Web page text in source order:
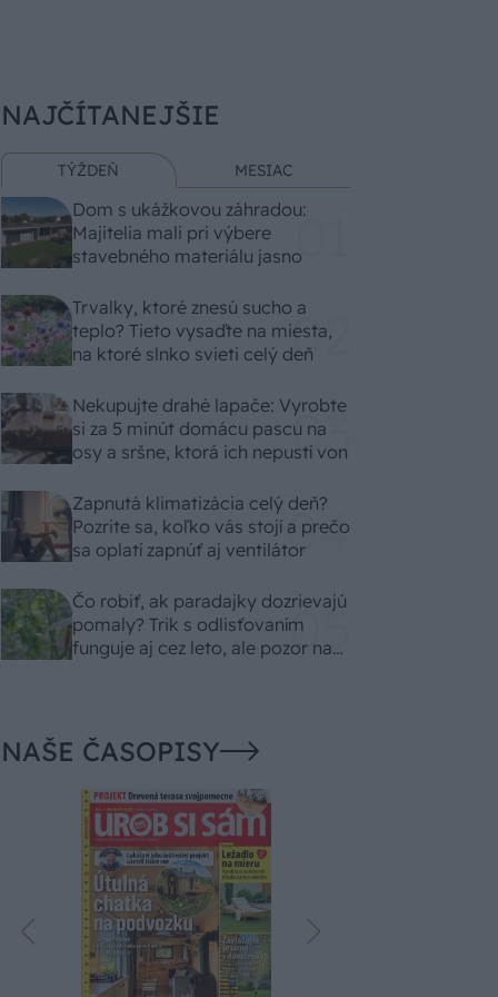
NAJČÍTANEJŠIE
TÝŽDEŇ MESIAC
Dom s ukážkovou záhradou:
Majitelia mali pri výbere
stavebného materiálu jasno
Trvalky, ktoré znesú sucho a
teplo? Tieto vysaďte na miesta,
na ktoré slnko svieti celý deň
Nekupujte drahé lapače: Vyrobte
si za 5 minút domácu pascu na
osy a sršne, ktorá ich nepustí von
Zapnutá klimatizácia celý deň?
Pozrite sa, koľko vás stojí a prečo
sa oplatí zapnúť aj ventilátor
Čo robiť, ak paradajky dozrievajú
pomaly? Trik s odlisťovaním
funguje aj cez leto, ale pozor na
NAŠE ČASOPISY